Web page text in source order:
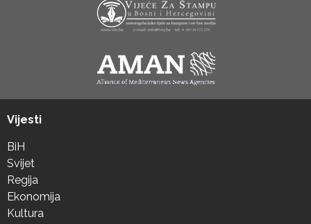
Vijesti
BiH
Svijet
Regija
Ekonomija
Kultura